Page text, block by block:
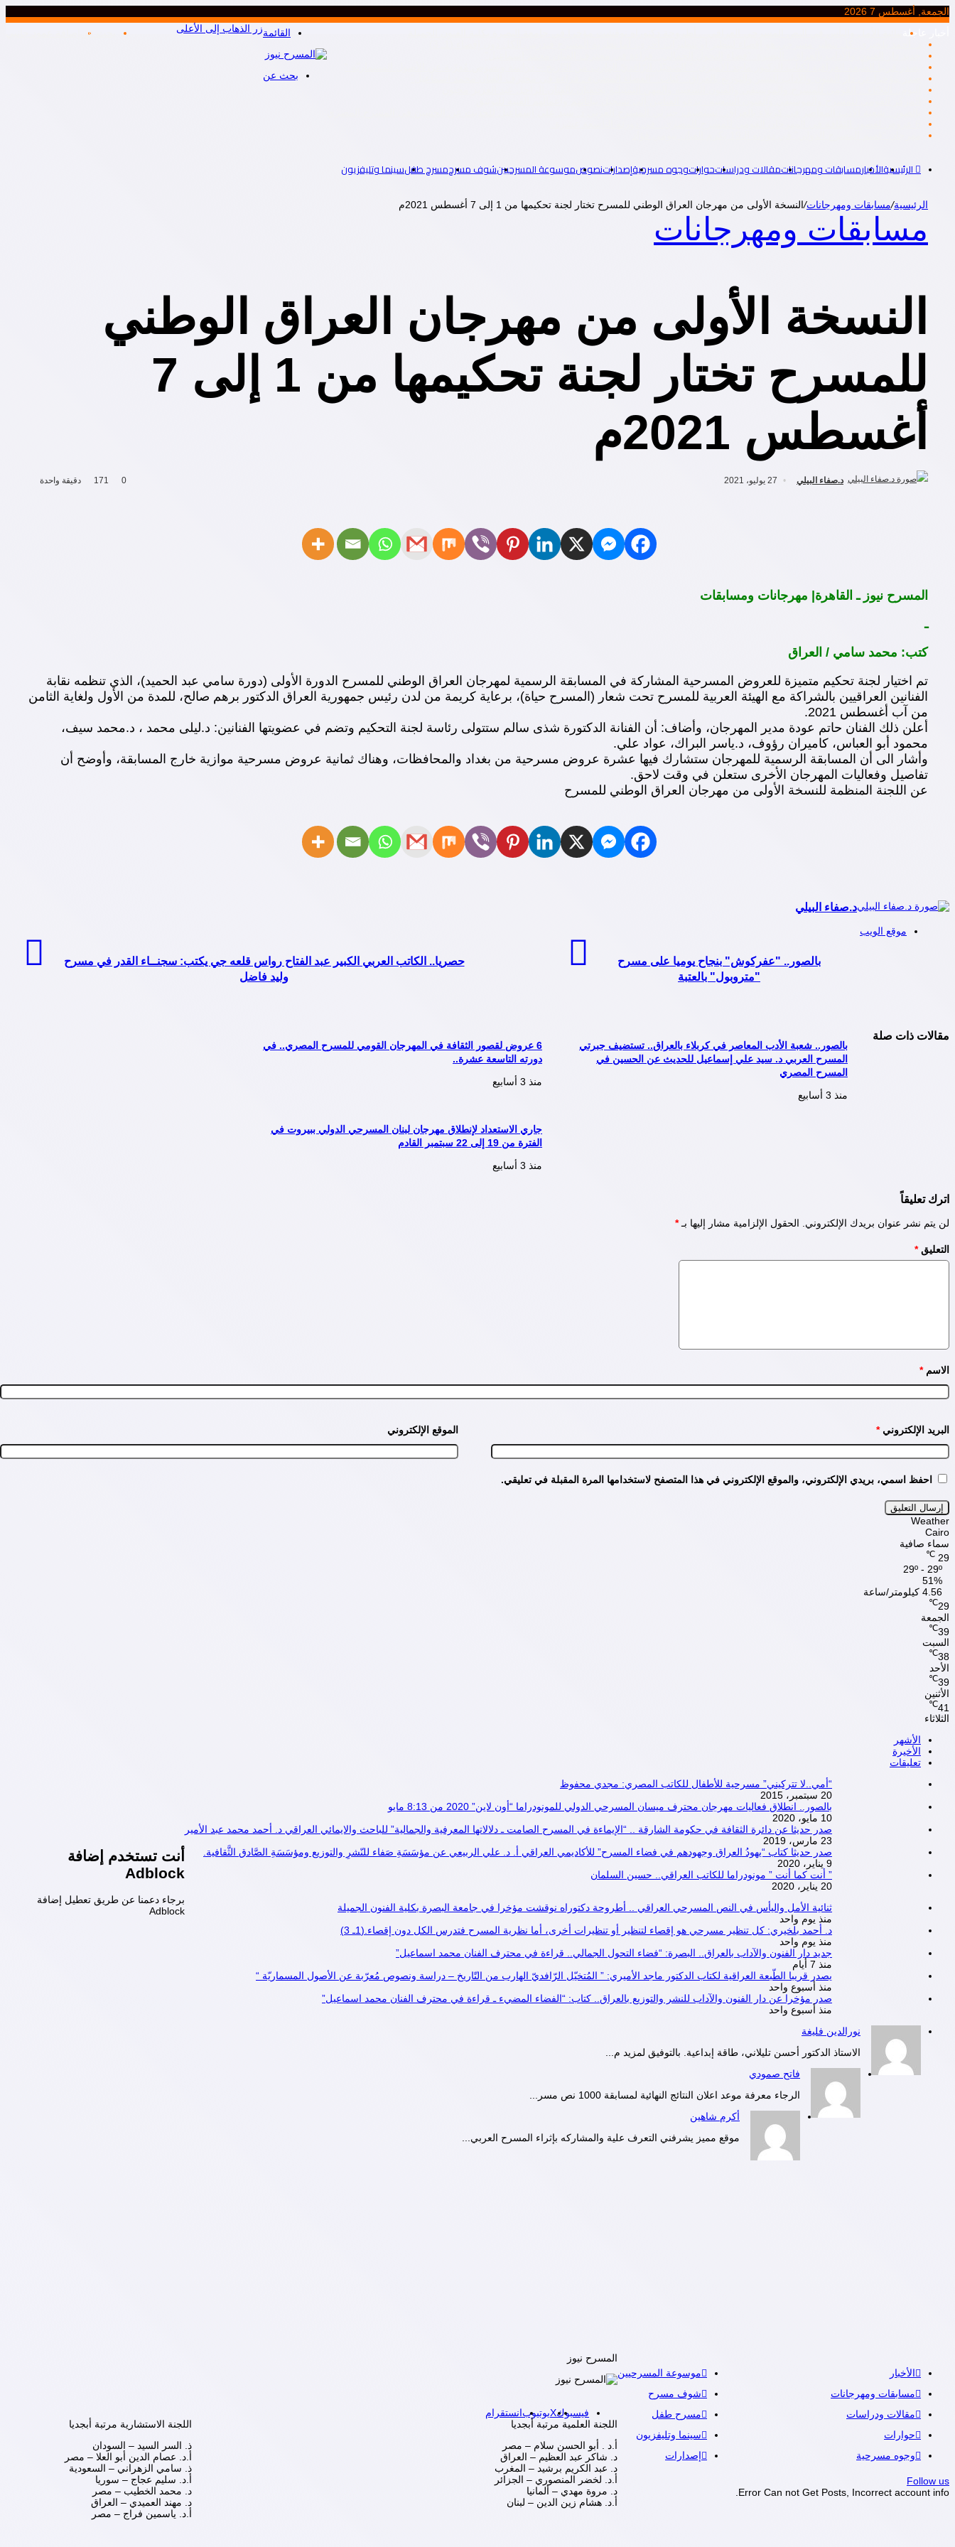
الجمعة, أغسطس 7 2026
أخبار عاجلة
بحث عن القائمة
بحث عن
الرئيسيةالأخبارمسابقات ومهرجاناتمقالات ودراساتحواراتوجوه مسرحيةإصداراتنصوصموسوعة المسرحيينشوف مسرحمسرح طفلسينما وتليفزيون
الرئيسية/مسابقات ومهرجانات/النسخة الأولى من مهرجان العراق الوطني للمسرح تختار لجنة تحكيمها من 1 إلى 7 أغسطس 2021م
مسابقات ومهرجانات
النسخة الأولى من مهرجان العراق الوطني
للمسرح تختار لجنة تحكيمها من 1 إلى 7
أغسطس 2021م
د.صفاء البيلي 27 يوليو، 2021 0 دقيقة واحدة
المسرح نيوز ـ القاهرة| مهرجانات ومسابقات
ـ
كتب: محمد سامي / العراق
تم اختيار لجنة تحكيم متميزة للعروض المسرحية المشاركة في المسابقة الرسمية لمهرجان العراق الوطني للمسرح الدورة الأولى (دورة سامي عبد الحميد)، الذي تنظمه نقابة
الفنانين العراقيين بالشراكة مع الهيئة العربية للمسرح تحت شعار (المسرح حياة)، برعاية كريمة من لدن رئيس جمهورية العراق الدكتور برهم صالح، للمدة من الأول ولغاية الثامن
من آب أغسطس 2021.
أعلن ذلك الفنان حاتم عودة مدير المهرجان، وأضاف: أن الفنانة الدكتورة شذى سالم ستتولى رئاسة لجنة التحكيم وتضم في عضويتها الفنانين: د.ليلى محمد ، د.محمد سيف،
محمود أبو العباس، كاميران رؤوف، د.ياسر البراك، عواد علي.
وأشار الى أن المسابقة الرسمية للمهرجان ستشارك فيها عشرة عروض مسرحية من بغداد والمحافظات، وهناك ثمانية عروض مسرحية موازية خارج المسابقة، وأوضح أن
تفاصيل وفعاليات المهرجان الأخرى ستعلن في وقت لاحق.
عن اللجنة المنظمة للنسخة الأولى من مهرجان العراق الوطني للمسرح
د.صفاء البيلي
موقع الويب
بالصور.. "عفركوش" بنجاح يوميا على مسرح
"متروبول" بالعتبة
حصريا.. الكاتب العربي الكبير عبد الفتاح رواس قلعه جي يكتب: سجنــاء القدر في مسرح
وليد فاضل
مقالات ذات صلة
بالصور.. شعبة الأدب المعاصر في كربلاء بالعراق.. تستضيف جبرتي
المسرح العربي د. سيد علي إسماعيل للحديث عن الحسين في
المسرح المصري
منذ 3 أسابيع
6 عروض لقصور الثقافة في المهرجان القومي للمسرح المصري.. في
دورته التاسعة عشرة..
منذ 3 أسابيع
جاري الاستعداد لإنطلاق مهرجان لبنان المسرحي الدولي ببيروت في
الفترة من 19 إلى 22 سبتمبر القادم
منذ 3 أسابيع
اترك تعليقاً
لن يتم نشر عنوان بريدك الإلكتروني. الحقول الإلزامية مشار إليها بـ*
التعليق*
الاسم*
البريد الإلكتروني* الموقع الإلكتروني
احفظ اسمي، بريدي الإلكتروني، والموقع الإلكتروني في هذا المتصفح لاستخدامها المرة المقبلة في تعليقي.
Weather
Cairo
سماء صافية
29
℃
29º - 29º
51%
4.56 كيلومتر/ساعة
29
℃
الجمعة
39
℃
السبت
38
℃
الأحد
39
℃
الأثنين
41
℃
الثلاثاء
الأشهر
الأخيرة
تعليقات
“أمي..لا تتركيني” مسرحية للأطفال للكاتب المصري: مجدي محفوظ
20 سبتمبر، 2015
بالصور.. انطلاق فعاليات مهرجان محترف ميسان المسرحي الدولي للمونودراما “أون لاين” 2020 من 8:13 مايو
10 مايو، 2020
صدر حديثا عن دائرة الثقافة في حكومة الشارقة .. “الإيماءة في المسرح الصامت ـ دلالاتها المعرفية والجمالية” للباحث والايمائي العراقي د. أحمد محمد عبد الأمير
23 مارس، 2019
صدر حديثا كتاب “يهودُ العراق وجهودهم في فضاء المسرح” للأكاديمي العراقي أ. د. علي الربيعي عن مؤسَسَةِ صَفاء للنّشرِ والتوزيع ومؤسَسَةِ الصَّادق الثَّقافية.
9 يناير، 2020
” أنت كما أنت ” مونودراما للكاتب العراقي.. حسين السلمان
20 يناير، 2020
ثنائية الأمل واليأس في النص المسرحي العراقي .. أطروحة دكتوراه نوقشت مؤخرا في جامعة البصرة بكلية الفنون الجميلة
منذ يوم واحد
د. أحمد بلخيري: كل تنظير مسرحي هو إقصاء لتنظير أو تنظيرات أخرى، أما نظرية المسرح فتدرس الكل دون إقصاء.(1ـ 3)
منذ يوم واحد
جديد دار الفنون والآداب بالعراق.. البصرة: “فضاء التحول الجمالي.. قراءة في محترف الفنان محمد اسماعيل”
منذ 7 أيام
يصدر قريبا الطّبعة العراقية لكتاب الدكتور ماجد الأميري: ” المُتخيّل الرّافديّ الهارب من التّاريخ – دراسة ونصوص مُعرّبة عن الأصول المسماريّة “
منذ أسبوع واحد
صدر مؤخرا عن دار الفنون والآداب للنشر والتوزيع بالعراق.. كتاب: “الفضاء المضيء ـ قراءة في محترف الفنان محمد اسماعيل”
منذ أسبوع واحد
نورالدين فليغة
الاستاذ الدكتور أحسن تليلاني، طاقة إبداعية. بالتوفيق لمزيد م...
فاتح صمودي
الرجاء معرفة موعد اعلان النتائج النهائية لمسابقة 1000 نص مسر...
أكرم شاهين
موقع مميز يشرفني التعرف علية والمشاركه بإثراء المسرح العربي...
الأخبار
مسابقات ومهرجانات
مقالات ودراسات
حوارات
وجوه مسرحية
Follow us
Error Can not Get Posts, Incorrect account info.
موسوعة المسرحيين
شوف مسرح
مسرح طفل
سينما وتليفزيون
إصدارات
المسرح نيوز
فيسبوكXيوتيوبانستقرام
اللجنة العلمية مرتبة أبجديا
أ.د . أبو الحسن سلام – مصر
د. شاكر عبد العظيم – العراق
د. عبد الكريم برشيد – المغرب
أ.د. لخضر المنصوري – الجزائر
د. مروة مهدي – ألمانيا
أ.د. هشام زين الدين – لبنان
اللجنة الاستشارية مرتبة أبجديا
ذ. السر السيد – السودان
أ.د. عصام الدين أبو العلا – مصر
ذ. سامي الزهراني – السعودية
أ.د. سليم عجاج – سوريا
د. محمد الخطيب – مصر
د. مهند العميدي – العراق
أ.د. ياسمين فراج – مصر
زر الذهاب إلى الأعلى
أنت تستخدم إضافة
Adblock
برجاء دعمنا عن طريق تعطيل إضافة
Adblock